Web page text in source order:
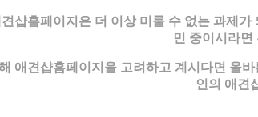
샵홈페이지은 더 이상 미룰 수 없는 과제
민 중이시라면
애견샵홈페이지을 고려하고 계시다면 올
인의 애견